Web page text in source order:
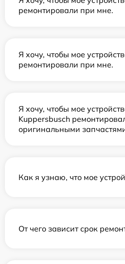
ремонтировали при мне.
Я хочу, чтобы мое
ремонтировали при мне.
Я хочу, чтобы мое
Kuppersbusch
оригинальными
Как я узнаю, что мое
От чего зависит срок